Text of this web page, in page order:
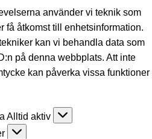
använder vi teknik som
få åtkomst till enhetsinformation.
kan vi behandla data som
på denna webbplats. Att inte
kan påverka vissa funktioner
Alltid aktiv